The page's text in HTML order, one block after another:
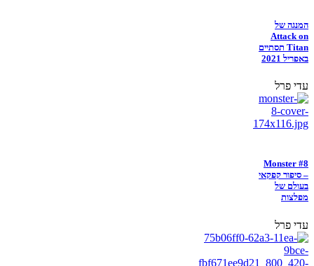
המנגה של
Attack on
Titan תסתיים
באפריל 2021
עדי פרל
Monster #8
– סיפור קפקאי
בעולם של
מפלצות
עדי פרל